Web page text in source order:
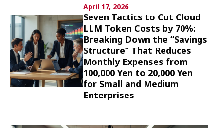
japan globalization
nootbaarhachimura
April 17, 2026
Seven Tactics to Cut Cloud
LLM Token Costs by 70%:
Breaking Down the “Savings
Structure” That Reduces
Monthly Expenses from
100,000 Yen to 20,000 Yen
for Small and Medium
Enterprises